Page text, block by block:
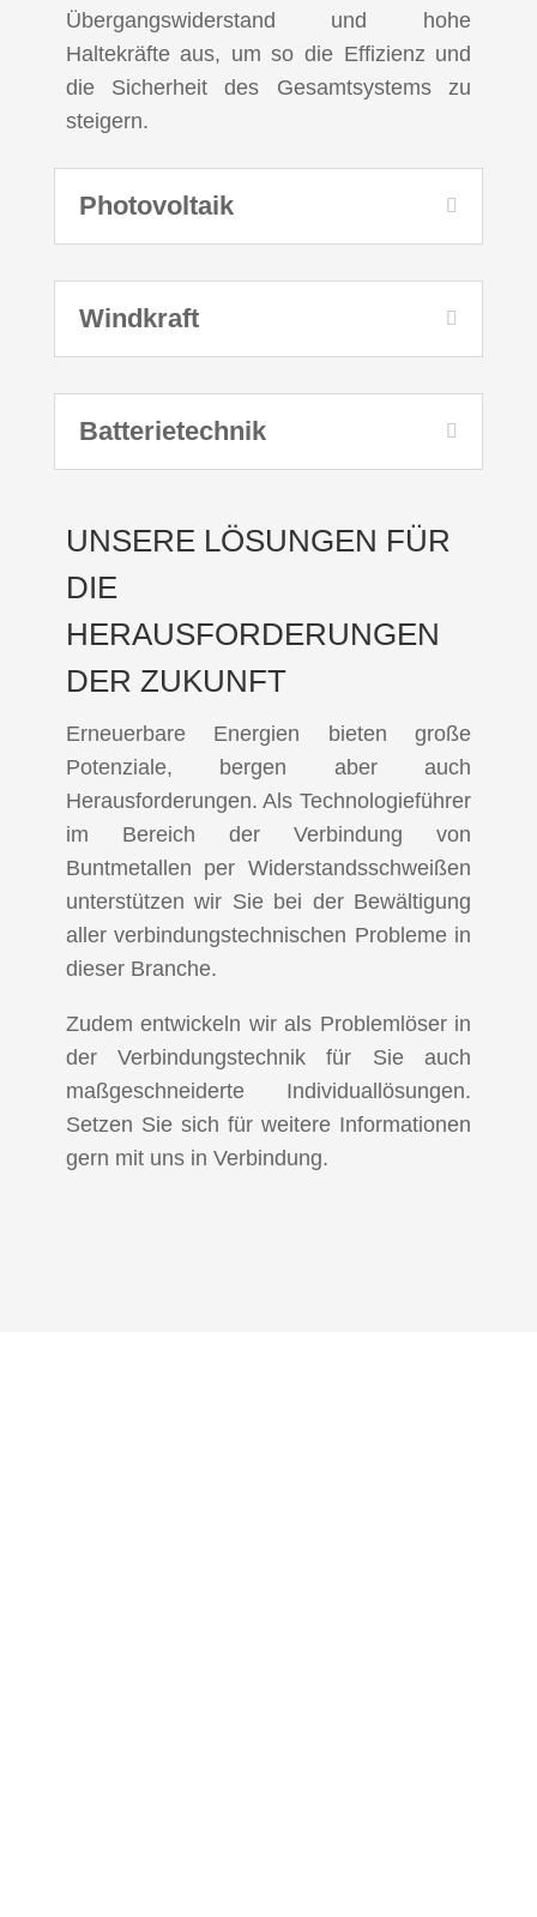
Übergangswiderstand und hohe
Haltekräfte aus, um so die Effizienz und
die Sicherheit des Gesamtsystems zu
steigern.
Photovoltaik
Windkraft
Batterietechnik
UNSERE LÖSUNGEN FÜR
DIE
HERAUSFORDERUNGEN
DER ZUKUNFT
Erneuerbare Energien bieten große
Potenziale, bergen aber auch
Herausforderungen. Als Technologieführer
im Bereich der Verbindung von
Buntmetallen per Widerstandsschweißen
unterstützen wir Sie bei der Bewältigung
aller verbindungstechnischen Probleme in
dieser Branche.
Zudem entwickeln wir als Problemlöser in
der Verbindungstechnik für Sie auch
maßgeschneiderte Individuallösungen.
Setzen Sie sich für weitere Informationen
gern mit uns in Verbindung.